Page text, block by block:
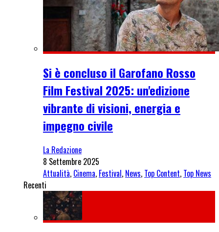
Si è concluso il Garofano Rosso
Film Festival 2025: un'edizione
vibrante di visioni, energia e
impegno civile
La Redazione
8 Settembre 2025
Attualità, Cinema, Festival, News, Top Content, Top News
Recenti